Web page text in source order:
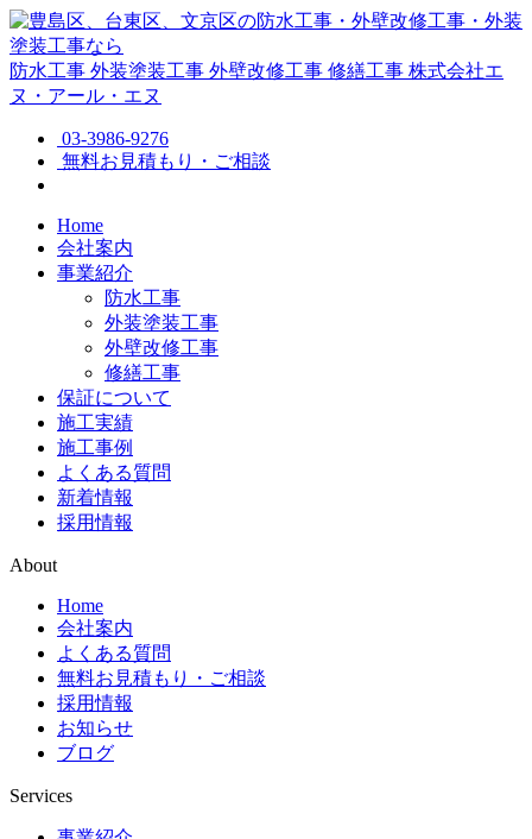
防水工事 外装塗装工事 外壁改修工事 修繕工事 株式会社エ
ヌ・アール・エヌ
03-3986-9276
無料お見積もり・ご相談
Home
会社案内
事業紹介
防水工事
外装塗装工事
外壁改修工事
修繕工事
保証について
施工実績
施工事例
よくある質問
新着情報
採用情報
About
Home
会社案内
よくある質問
無料お見積もり・ご相談
採用情報
お知らせ
ブログ
Services